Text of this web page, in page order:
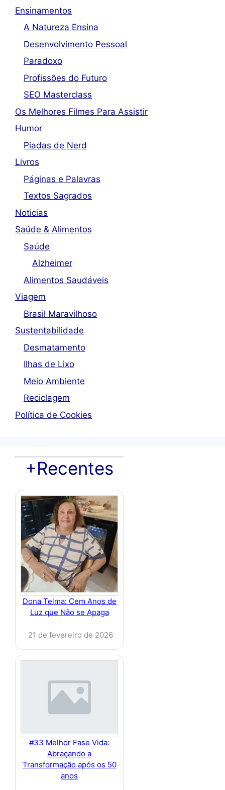
Ensinamentos
A Natureza Ensina
Desenvolvimento Pessoal
Paradoxo
Profissões do Futuro
SEO Masterclass
Os Melhores Filmes Para Assistir
Humor
Piadas de Nerd
Livros
Páginas e Palavras
Textos Sagrados
Noticias
Saúde & Alimentos
Saúde
Alzheimer
Alimentos Saudáveis
Viagem
Brasil Maravilhoso
Sustentabilidade
Desmatamento
Ilhas de Lixo
Meio Ambiente
Reciclagem
Política de Cookies
+Recentes
Dona Telma: Cem Anos de
Luz que Não se Apaga
21 de fevereiro de 2026
#33 Melhor Fase Vida:
Abraçando a
Transformação após os 50
anos